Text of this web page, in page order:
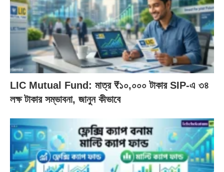
LIC Mutual Fund: মাত্র ₹১০,০০০ টাকার SIP‑এ ৩৪
লক্ষ টাকার সম্ভাবনা, জানুন কীভাবে